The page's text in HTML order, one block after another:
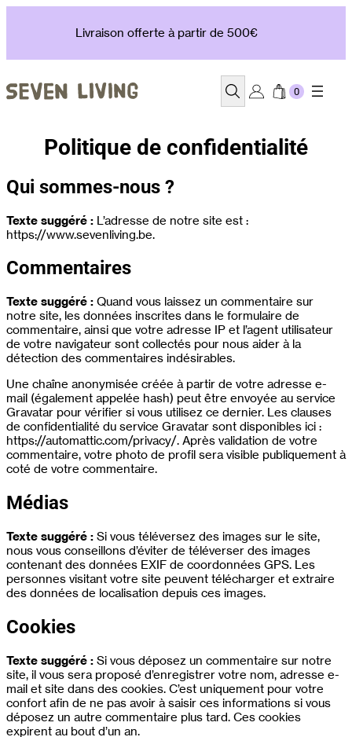
Livraison offerte à partir de 500€
Recherche
Politique de confidentialité
Qui sommes-nous ?
Texte suggéré : L’adresse de notre site est :
https://www.sevenliving.be.
Commentaires
Texte suggéré : Quand vous laissez un commentaire sur
notre site, les données inscrites dans le formulaire de
commentaire, ainsi que votre adresse IP et l’agent utilisateur
de votre navigateur sont collectés pour nous aider à la
détection des commentaires indésirables.
Une chaîne anonymisée créée à partir de votre adresse e-
mail (également appelée hash) peut être envoyée au service
Gravatar pour vérifier si vous utilisez ce dernier. Les clauses
de confidentialité du service Gravatar sont disponibles ici :
https://automattic.com/privacy/. Après validation de votre
commentaire, votre photo de profil sera visible publiquement à
coté de votre commentaire.
Médias
Texte suggéré : Si vous téléversez des images sur le site,
nous vous conseillons d’éviter de téléverser des images
contenant des données EXIF de coordonnées GPS. Les
personnes visitant votre site peuvent télécharger et extraire
des données de localisation depuis ces images.
Cookies
Texte suggéré : Si vous déposez un commentaire sur notre
site, il vous sera proposé d’enregistrer votre nom, adresse e-
mail et site dans des cookies. C’est uniquement pour votre
confort afin de ne pas avoir à saisir ces informations si vous
déposez un autre commentaire plus tard. Ces cookies
expirent au bout d’un an.